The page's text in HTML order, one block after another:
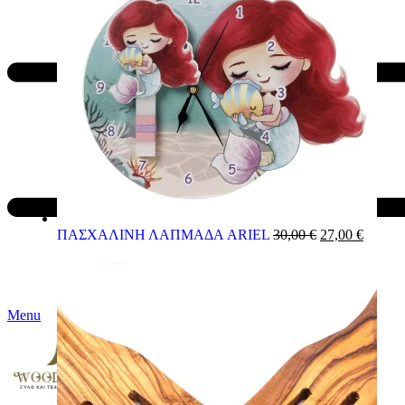
Menu
ΠΑΣΧΑΛΙΝΗ ΛΑΠΜΑΔΑ ARIEL 30,00€ 27,00 €